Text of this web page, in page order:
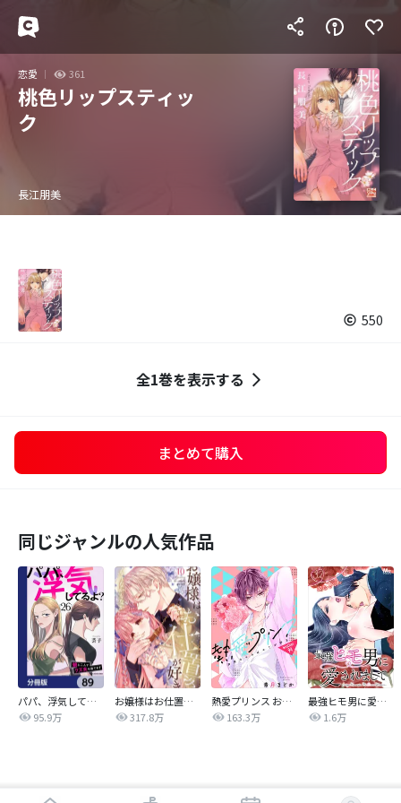
恋愛 361
桃色リップスティッ
ク
長江朋美
550
全1巻を表示する
まとめて購入
同じジャンルの人気作品
パパ、浮気してるよ？娘と二人でクズ夫を捨てます【分冊版】
95.9万
お嬢様はお仕置きが好き
317.8万
熱愛プリンス お兄ちゃんはキミが好き
163.3万
最強ヒモ男に愛されまして
1.6万